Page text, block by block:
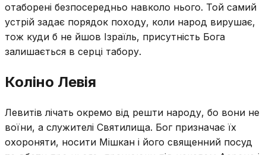
отаборені безпосередньо навколо нього. Той самий
устрій задає порядок походу, коли народ вирушає,
тож куди б не йшов Ізраїль, присутність Бога
залишається в серці табору.
Коліно Левія
Левитів лічать окремо від решти народу, бо вони не
воїни, а служителі Святилища. Бог призначає їх
охороняти, носити Мішкан і його священний посуд